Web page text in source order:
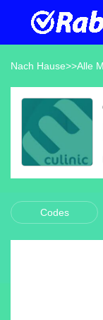
Nach Hause>>Alle
Codes